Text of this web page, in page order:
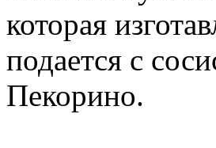
которая
подается с
Пекорино.